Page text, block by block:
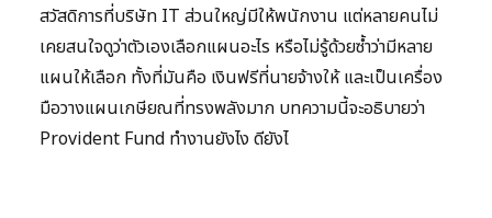
สวัสดิการที่บริษัท IT ส่วนใหญ่มีให้พนักงาน แต่หลายคนไม่
เคยสนใจดูว่าตัวเองเลือกแผนอะไร หรือไม่รู้ด้วยซ้ำว่ามีหลาย
แผนให้เลือก ทั้งที่มันคือ เงินฟรีที่นายจ้างให้ และเป็นเครื่อง
มือวางแผนเกษียณที่ทรงพลังมาก บทความนี้จะอธิบายว่า
Provident Fund ทำงานยังไง ดียังไ